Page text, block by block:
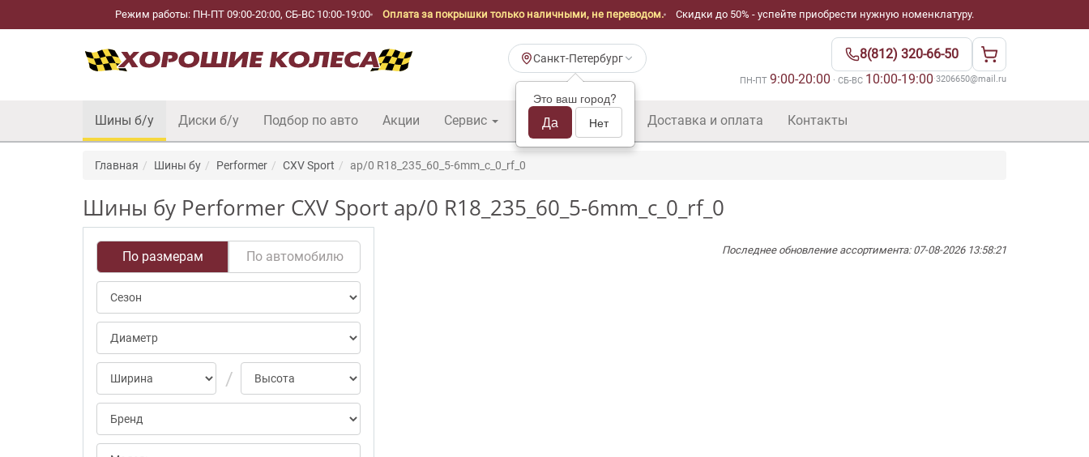
Режим работы: ПН-ПТ 09:00-20:00, СБ-ВС 10:00-19:00 Оплата за покрышки только наличными, не переводом. Скидки до 50% - успейте приобрести нужную номенклатуру.
Санкт-Петербург
Это ваш город?
Да Нет
8(812) 320-66-50
ПН-ПТ 9:00-20:00 · СБ-ВС 10:00-19:00·3206650@mail.ru
Шины б/у Диски б/у Подбор по авто Акции Сервис Шины б/у оптом Доставка и оплата Контакты
Главная Шины бу Performer CXV Sport ap/0 R18_235_60_5-6mm_c_0_rf_0
Шины бу Performer CXV Sport ap/0 R18_235_60_5-6mm_c_0_rf_0
По размерам По автомобилю Последнее обновление ассортимента: 07-08-2026 13:58:21